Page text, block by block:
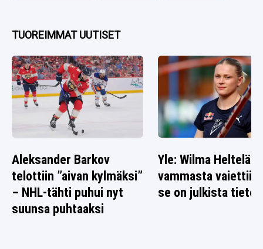
TUOREIMMAT UUTISET
Aleksander Barkov
telottiin ”aivan kylmäksi”
– NHL-tähti puhui nyt
suunsa puhtaaksi
Yle: Wilma Heltelän
vammasta vaiettiin
se on julkista tietoa